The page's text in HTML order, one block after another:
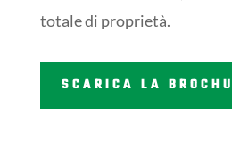
totale di proprietà.
SCARICA LA